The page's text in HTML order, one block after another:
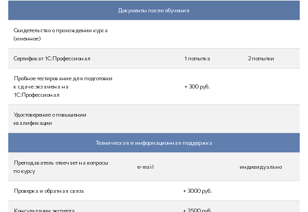
Документы после обучения
Свидетельство о прохождении курса
(именное)
Сертификат 1С:Профессионал 1 попытка 2 попытки
Пробное тестирование для подготовки
к сдаче экзамена на
1С:Профессионал
+ 300 руб.
Удостоверение о повышении
квалификации
Техническая и информационная поддержка
Преподаватель отвечает на вопросы
по курсу
e-mail индивидуально
Проверка и обратная связь + 3000 руб.